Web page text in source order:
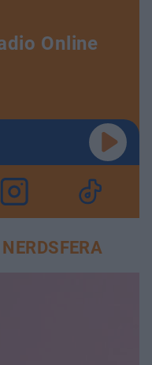
Online